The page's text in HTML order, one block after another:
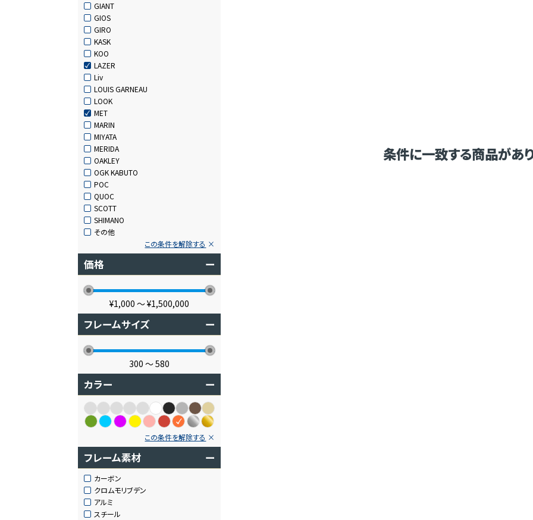
GIANT
GIOS
GIRO
KASK
KOO
LAZER
Liv
LOUIS GARNEAU
LOOK
MET
MARIN
MIYATA
MERIDA
OAKLEY
OGK KABUTO
POC
QUOC
SCOTT
SHIMANO
その他
この条件を解除する
価格 ー
¥1,000 〜¥1,500,000
フレームサイズ ー
300 〜580
カラー ー
この条件を解除する
フレーム素材 ー
カーボン
クロムモリブデン
アルミ
スチール
条件に一致する商品があ